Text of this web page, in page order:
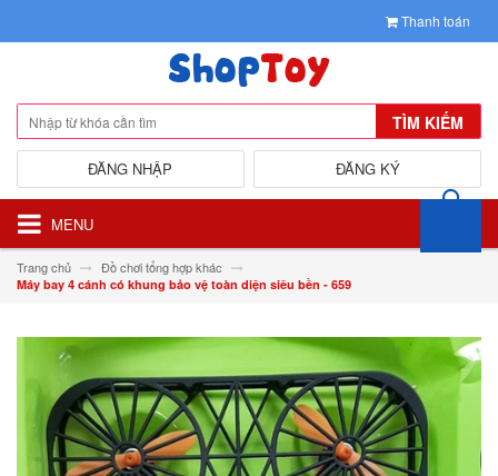
Thanh toán
TÌM KIẾM
ĐĂNG KÝ
ĐĂNG NHẬP
MENU
Trang chủ Đồ chơi tổng hợp khác
Máy bay 4 cánh có khung bảo vệ toàn diện siêu bền - 659